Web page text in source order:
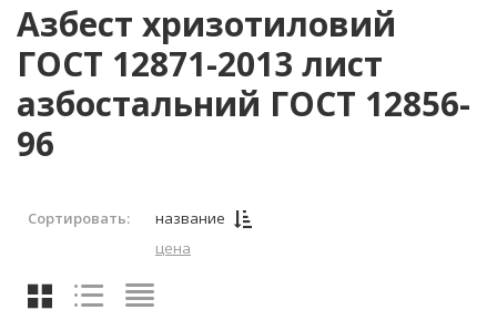
Азбест хризотиловий
ГОСТ 12871-2013 лист
азбостальний ГОСТ 12856-
96
Сортировать:
название
цена